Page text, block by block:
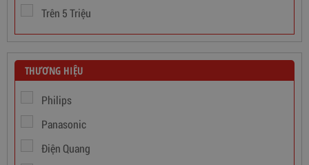
Trên 5 Triệu
THƯƠNG HIỆU
Philips
Panasonic
Điện Quang